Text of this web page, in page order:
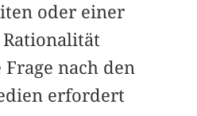
oder einer
nach den
erfordert